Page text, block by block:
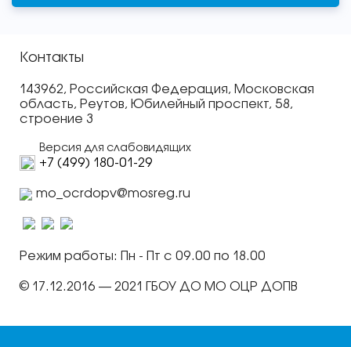
Контакты
143962, Российская Федерация, Московская
область, Реутов, Юбилейный проспект, 58,
строение 3
Версия для слабовидящих
+7 (499) 180-01-29
mo_ocrdopv@mosreg.ru
Режим работы: Пн - Пт с 09.00 по 18.00
© 17.12.2016 — 2021 ГБОУ ДО МО ОЦР ДОПВ